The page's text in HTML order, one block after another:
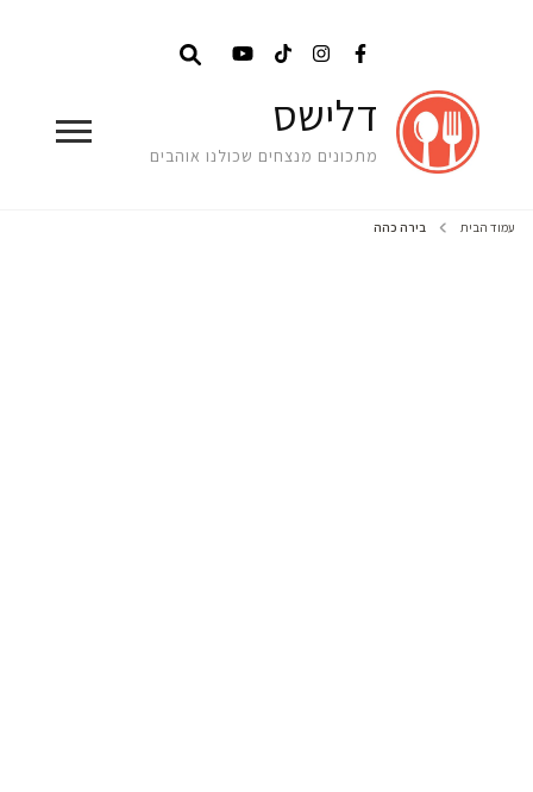
דלישס
מתכונים מנצחים שכולנו אוהבים
עמוד הבית בירה כהה